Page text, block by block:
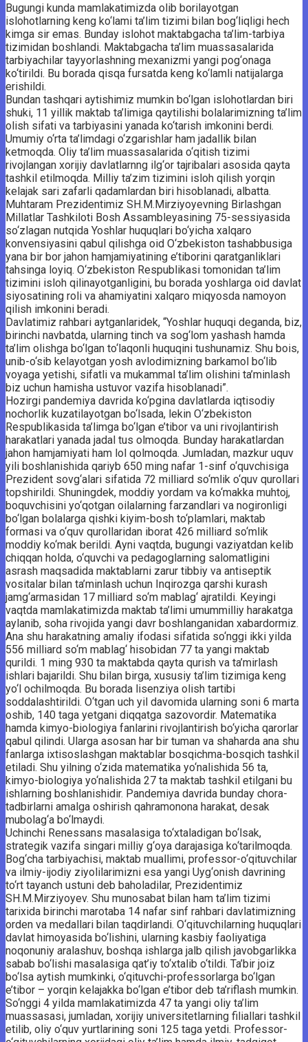
Bugungi kunda mamlakatimizda olib borilayotgan
islohotlarning keng ko‘lami ta’lim tizimi bilan bog‘liqligi hech
kimga sir emas. Bunday islohot maktabgacha ta’lim-tarbiya
tizimidan boshlandi. Maktabgacha ta’lim muassasalarida
tarbiyachilar tayyorlashning mexanizmi yangi pog‘onaga
ko‘tirildi. Bu borada qisqa fursatda keng ko‘lamli natijalarga
erishildi.
Bundan tashqari aytishimiz mumkin bo‘lgan islohotlardan biri
shuki, 11 yillik maktab ta’limiga qaytilishi bolalarimizning ta’lim
olish sifati va tarbiyasini yanada ko‘tarish imkonini berdi.
Umumiy o‘rta ta’limdagi o‘zgarishlar ham jadallik bilan
ketmoqda. Oliy ta’lim muassasalarida o‘qitish tizimi
rivojlangan xorijiy davlatlarnng ilg‘or tajribalari asosida qayta
tashkil etilmoqda. Milliy ta’zim tizimini isloh qilish yorqin
kelajak sari zafarli qadamlardan biri hisoblanadi, albatta.
Muhtaram Prezidentimiz SH.M.Mirziyoyevning Birlashgan
Millatlar Tashkiloti Bosh Assambleyasining 75-sessiyasida
so‘zlagan nutqida Yoshlar huquqlari bo‘yicha xalqaro
konvensiyasini qabul qilishga oid O‘zbekiston tashabbusiga
yana bir bor jahon hamjamiyatining e’tiborini qaratganliklari
tahsinga loyiq. O‘zbekiston Respublikasi tomonidan ta’lim
tizimini isloh qilinayotganligini, bu borada yoshlarga oid davlat
siyosatining roli va ahamiyatini xalqaro miqyosda namoyon
qilish imkonini beradi.
Davlatimiz rahbari aytganlaridek, “Yoshlar huquqi deganda, biz,
birinchi navbatda, ularning tinch va sog‘lom yashash hamda
ta’lim olishga bo‘lgan to‘laqonli huquqini tushunamiz. Shu bois,
unib-o‘sib kelayotgan yosh avlodimizning barkamol bo‘lib
voyaga yetishi, sifatli va mukammal ta’lim olishini ta’minlash
biz uchun hamisha ustuvor vazifa hisoblanadi”.
Hozirgi pandemiya davrida ko‘pgina davlatlarda iqtisodiy
nochorlik kuzatilayotgan bo‘lsada, lekin O‘zbekiston
Respublikasida ta’limga bo‘lgan e’tibor va uni rivojlantirish
harakatlari yanada jadal tus olmoqda. Bunday harakatlardan
jahon hamjamiyati ham lol qolmoqda. Jumladan, mazkur uquv
yili boshlanishida qariyb 650 ming nafar 1-sinf o‘quvchisiga
Prezident sovg‘alari sifatida 72 milliard so‘mlik o‘quv qurollari
topshirildi. Shuningdek, moddiy yordam va ko‘makka muhtoj,
boquvchisini yo‘qotgan oilalarning farzandlari va nogironligi
bo‘lgan bolalarga qishki kiyim-bosh to‘plamlari, maktab
formasi va o‘quv qurollaridan iborat 426 milliard so‘mlik
moddiy ko‘mak berildi. Ayni vaqtda, bugungi vaziyatdan kelib
chiqqan holda, o‘quvchi va pedagoglarning salomatligini
asrash maqsadida maktablarni zarur tibbiy va antiseptik
vositalar bilan ta’minlash uchun Inqirozga qarshi kurash
jamg‘armasidan 17 milliard so‘m mablag‘ ajratildi. Keyingi
vaqtda mamlakatimizda maktab ta’limi umummilliy harakatga
aylanib, soha rivojida yangi davr boshlanganidan xabardormiz.
Ana shu harakatning amaliy ifodasi sifatida so‘nggi ikki yilda
556 milliard so‘m mablag‘ hisobidan 77 ta yangi maktab
qurildi. 1 ming 930 ta maktabda qayta qurish va ta’mirlash
ishlari bajarildi. Shu bilan birga, xususiy ta’lim tizimiga keng
yo‘l ochilmoqda. Bu borada lisenziya olish tartibi
soddalashtirildi. O‘tgan uch yil davomida ularning soni 6 marta
oshib, 140 taga yetgani diqqatga sazovordir. Matematika
hamda kimyo-biologiya fanlarini rivojlantirish bo‘yicha qarorlar
qabul qilindi. Ularga asosan har bir tuman va shaharda ana shu
fanlarga ixtisoslashgan maktablar bosqichma-bosqich tashkil
etiladi. Shu yilning o‘zida matematika yo‘nalishida 56 ta,
kimyo-biologiya yo‘nalishida 27 ta maktab tashkil etilgani bu
ishlarning boshlanishidir. Pandemiya davrida bunday chora-
tadbirlarni amalga oshirish qahramonona harakat, desak
mubolag‘a bo‘lmaydi.
Uchinchi Renessans masalasiga to‘xtaladigan bo‘lsak,
strategik vazifa singari milliy g‘oya darajasiga ko‘tarilmoqda.
Bog‘cha tarbiyachisi, maktab muallimi, professor-o‘qituvchilar
va ilmiy-ijodiy ziyolilarimizni esa yangi Uyg‘onish davrining
to‘rt tayanch ustuni deb baholadilar, Prezidentimiz
SH.M.Mirziyoyev. Shu munosabat bilan ham ta’lim tizimi
tarixida birinchi marotaba 14 nafar sinf rahbari davlatimizning
orden va medallari bilan taqdirlandi. O‘qituvchilarning huquqlari
davlat himoyasida bo‘lishini, ularning kasbiy faoliyatiga
noqonuniy aralashuv, boshqa ishlarga jalb qilish javobgarlikka
sabab bo‘lishi masalasiga qat’iy to‘xtalib o‘tildi. Ta’bir joiz
bo‘lsa aytish mumkinki, o‘qituvchi-professorlarga bo‘lgan
e’tibor – yorqin kelajakka bo‘lgan e’tibor deb ta’riflash mumkin.
So‘nggi 4 yilda mamlakatimizda 47 ta yangi oliy ta’lim
muassasasi, jumladan, xorijiy universitetlarning filiallari tashkil
etilib, oliy o‘quv yurtlarining soni 125 taga yetdi. Professor-